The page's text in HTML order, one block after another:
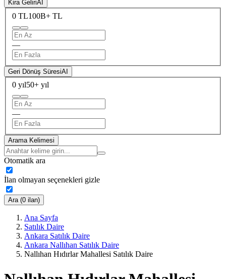
Kira GeliriAI
0 TL100B+ TL
—
Geri Dönüş SüresiAI
0 yıl50+ yıl
—
Arama Kelimesi
Otomatik ara
İlan olmayan seçenekleri gizle
Ara (0 ilan)
Ana Sayfa
Satılık Daire
Ankara Satılık Daire
Ankara Nallıhan Satılık Daire
Nallıhan Hıdırlar Mahallesi Satılık Daire